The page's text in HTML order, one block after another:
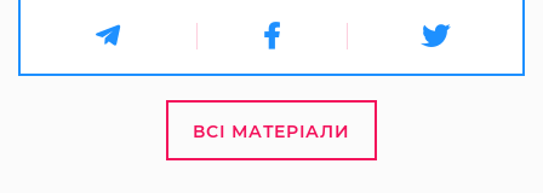
ВСІ МАТЕРІАЛИ